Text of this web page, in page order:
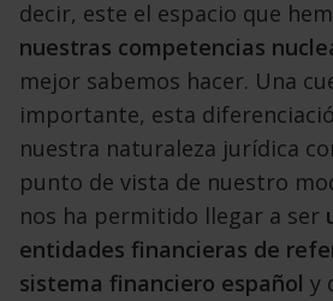
decir, este el espacio que
nuestras competencias
mejor sabemos hacer. Una
importante, esta
nuestra naturaleza jurídica
punto de vista de nuestro
nos ha permitido llegar a ser
entidades financieras de
sistema financiero español y